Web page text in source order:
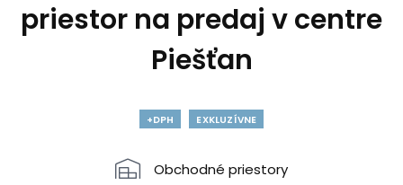
priestor na predaj v centre
Piešťan
+DPH EXKLUZÍVNE
Obchodné priestory